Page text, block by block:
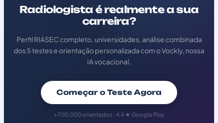
Radiologista é realmente a sua
carreira?
Perfil RIASEC completo, universidades, análise combinada
dos 5 testes e orientação personalizada com o Vockly, nossa
IA vocacional.
Começar o Teste Agora
+700.000 orientados · 4.4 ★ Google Play